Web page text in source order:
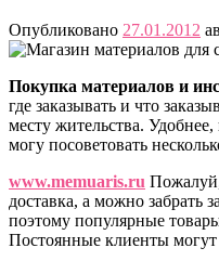
Опубликовано 27.01.2012
Покупка материалов и
где заказывать и что
месту жительства.
могу посоветовать
www.memuaris.ru
доставка, а можно забрать
поэтому популярные
Постоянные клиенты